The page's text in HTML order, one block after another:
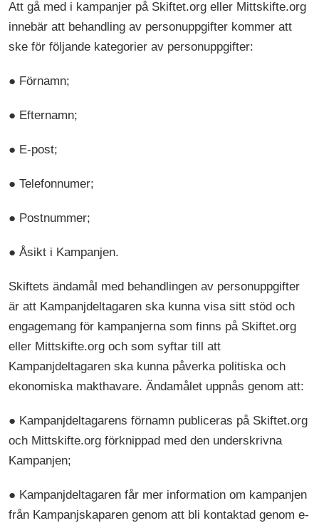
Att gå med i kampanjer på Skiftet.org eller Mittskifte.org
innebär att behandling av personuppgifter kommer att
ske för följande kategorier av personuppgifter:
● Förnamn;
● Efternamn;
● E-post;
● Telefonnumer;
● Postnummer;
● Åsikt i Kampanjen.
Skiftets ändamål med behandlingen av personuppgifter
är att Kampanjdeltagaren ska kunna visa sitt stöd och
engagemang för kampanjerna som finns på Skiftet.org
eller Mittskifte.org och som syftar till att
Kampanjdeltagaren ska kunna påverka politiska och
ekonomiska makthavare. Ändamålet uppnås genom att:
● Kampanjdeltagarens förnamn publiceras på Skiftet.org
och Mittskifte.org förknippad med den underskrivna
Kampanjen;
● Kampanjdeltagaren får mer information om kampanjen
från Kampanjskaparen genom att bli kontaktad genom e-